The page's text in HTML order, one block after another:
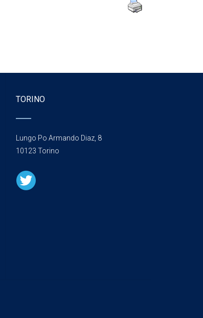
TORINO
Lungo Po Armando Diaz, 8
10123 Torino